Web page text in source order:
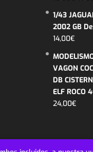
era:
1/43
2002 GB
14,00€
VAGON
DB
ELF ROCO
24,00€